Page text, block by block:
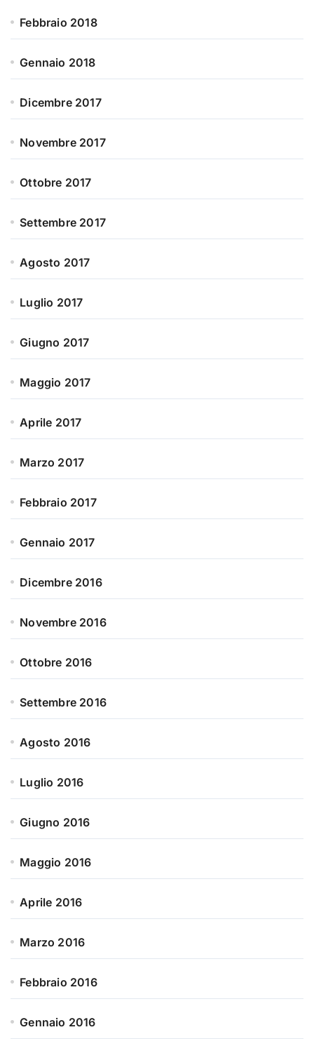
Febbraio 2018
Gennaio 2018
Dicembre 2017
Novembre 2017
Ottobre 2017
Settembre 2017
Agosto 2017
Luglio 2017
Giugno 2017
Maggio 2017
Aprile 2017
Marzo 2017
Febbraio 2017
Gennaio 2017
Dicembre 2016
Novembre 2016
Ottobre 2016
Settembre 2016
Agosto 2016
Luglio 2016
Giugno 2016
Maggio 2016
Aprile 2016
Marzo 2016
Febbraio 2016
Gennaio 2016